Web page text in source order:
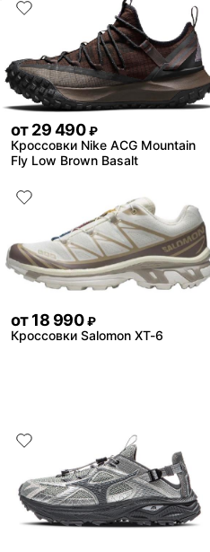
от29 490 ₽
Кроссовки Nike ACG Mountain
Fly Low Brown Basalt
от18 990 ₽
Кроссовки Salomon XT-6